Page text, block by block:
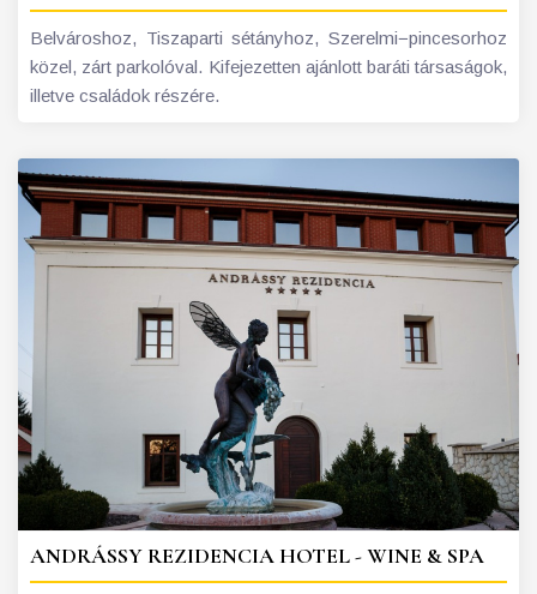
Belvároshoz, Tiszaparti sétányhoz, Szerelmi−pincesorhoz
közel, zárt parkolóval. Kifejezetten ajánlott baráti társaságok,
illetve családok részére.
ANDRÁSSY REZIDENCIA HOTEL - WINE & SPA